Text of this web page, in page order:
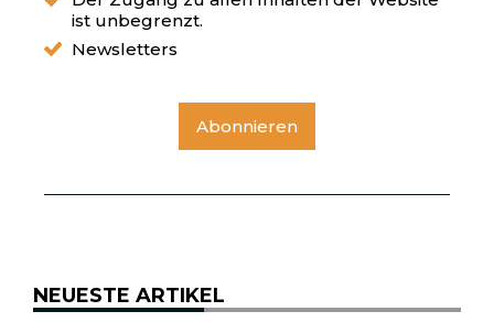
ist unbegrenzt.
Newsletters
Abonnieren
NEUESTE ARTIKEL